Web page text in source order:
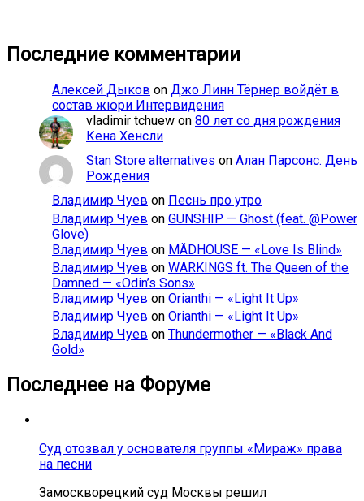
Последние комментарии
Алексей Дыков on Джо Линн Тёрнер войдёт в
состав жюри Интервидения
vladimir tchuew on 80 лет со дня рождения
Кена Хенсли
Stan Store alternatives on Алан Парсонс. День
Рождения
Владимир Чуев on Песнь про утро
Владимир Чуев on GUNSHIP — Ghost (feat. @Power
Glove)
Владимир Чуев on MÄDHOUSE — «Love Is Blind»
Владимир Чуев on WARKINGS ft. The Queen of the
Damned — «Odin’s Sons»
Владимир Чуев on Orianthi — «Light It Up»
Владимир Чуев on Orianthi — «Light It Up»
Владимир Чуев on Thundermother — «Black And
Gold»
Последнее на Форуме
Суд отозвал у основателя группы «Мираж» права
на песни
Замоскворецкий суд Москвы решил